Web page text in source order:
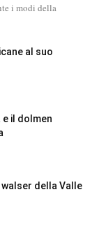
i modi della
al suo
e il dolmen
della Valle